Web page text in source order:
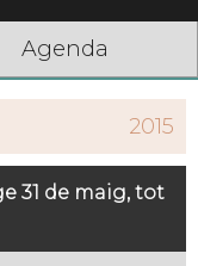
Agenda
2015
31 de maig, tot